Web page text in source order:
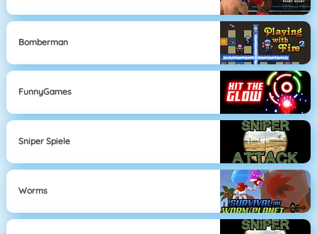
Bomberman
FunnyGames
Sniper Spiele
Worms